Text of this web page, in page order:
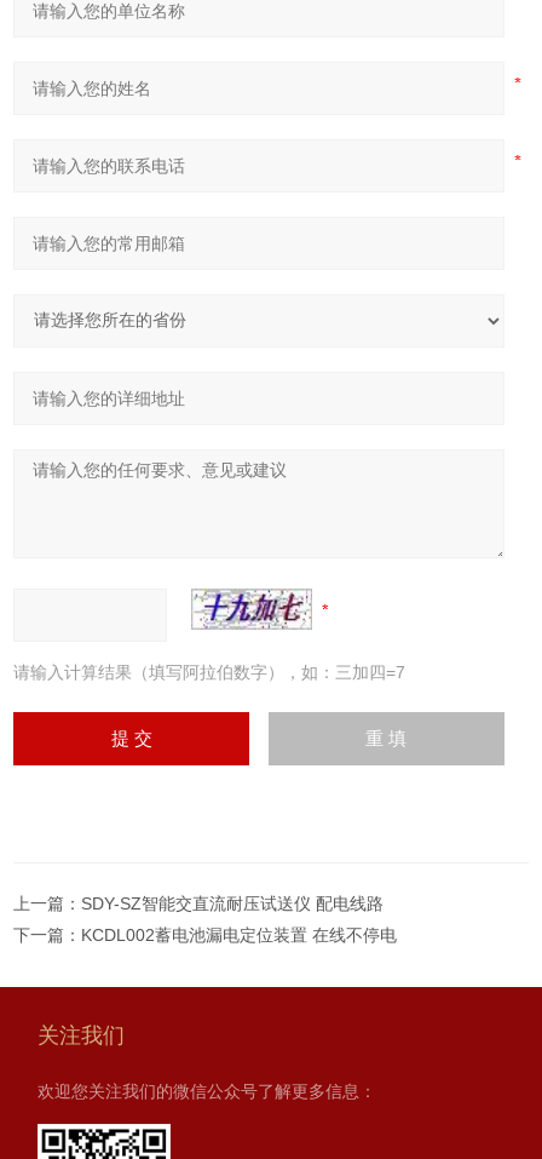
请输入计算结果（填写阿拉伯数字），如：三加四=7
上一篇： SDY-SZ智能交直流耐压试送仪 配电线路
下一篇： KCDL002蓄电池漏电定位装置 在线不停电
关注我们
欢迎您关注我们的微信公众号了解更多信息：